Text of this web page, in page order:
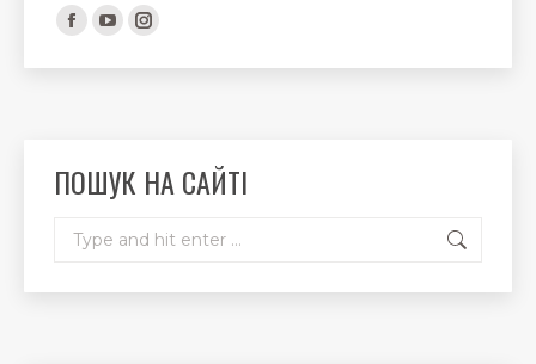
Find us on:
Facebook
page
window
YouTube
page
window
Instagram
page
window
ПОШУК НА САЙТІ